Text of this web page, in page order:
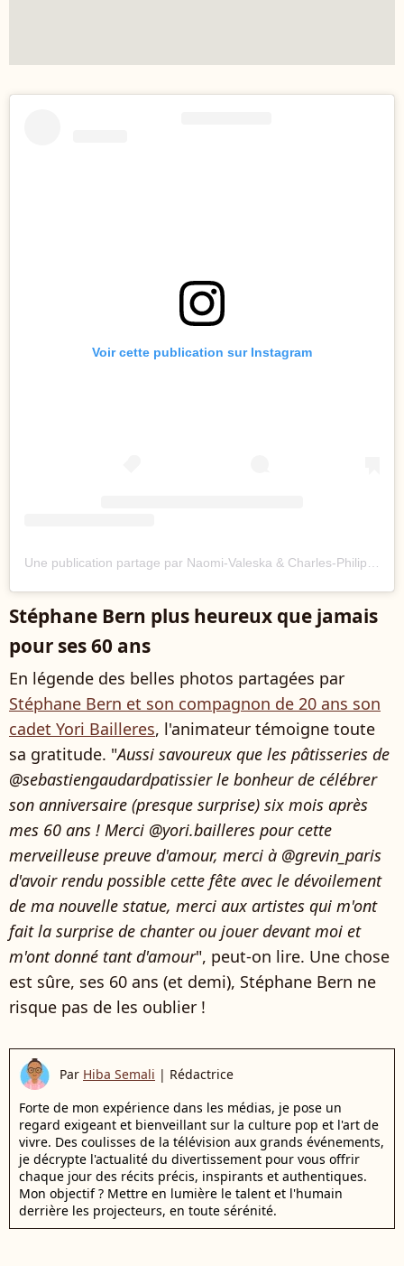
Voir cette publication sur Instagram
Stéphane Bern plus heureux que jamais
pour ses 60 ans
En légende des belles photos partagées par
Stéphane Bern et son compagnon de 20 ans son
cadet Yori Bailleres, l'animateur témoigne toute
sa gratitude. "Aussi savoureux que les pâtisseries de
@sebastiengaudardpatissier le bonheur de célébrer
son anniversaire (presque surprise) six mois après
mes 60 ans ! Merci @yori.bailleres pour cette
merveilleuse preuve d'amour, merci à @grevin_paris
d'avoir rendu possible cette fête avec le dévoilement
de ma nouvelle statue, merci aux artistes qui m'ont
fait la surprise de chanter ou jouer devant moi et
m'ont donné tant d'amour", peut-on lire. Une chose
est sûre, ses 60 ans (et demi), Stéphane Bern ne
risque pas de les oublier !
Par Hiba Semali | Rédactrice
Forte de mon expérience dans les médias, je pose un
regard exigeant et bienveillant sur la culture pop et l'art de
vivre. Des coulisses de la télévision aux grands événements,
je décrypte l'actualité du divertissement pour vous offrir
chaque jour des récits précis, inspirants et authentiques.
Mon objectif ? Mettre en lumière le talent et l'humain
derrière les projecteurs, en toute sérénité.